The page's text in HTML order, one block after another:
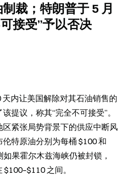
裁；特朗普于 5 月
接受”予以否决
天内让美国解除对其石油销售的
提议，称其“完全不可接受”。
紧张局势背景下的供应中断风
特原油分别为每桶 $100 和
果霍尔木兹海峡仍被封锁，
之间。